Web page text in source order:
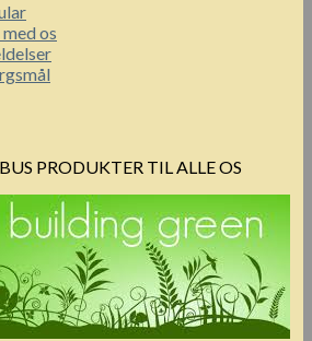
os
PRODUKTER TIL ALLE OS